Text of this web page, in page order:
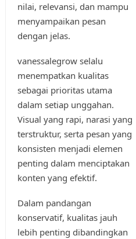
nilai, relevansi, dan mampu
menyampaikan pesan
dengan jelas.
vanessalegrow selalu
menempatkan kualitas
sebagai prioritas utama
dalam setiap unggahan.
Visual yang rapi, narasi yang
terstruktur, serta pesan yang
konsisten menjadi elemen
penting dalam menciptakan
konten yang efektif.
Dalam pandangan
konservatif, kualitas jauh
lebih penting dibandingkan